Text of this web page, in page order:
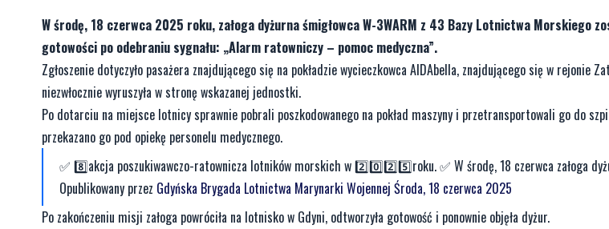
W środę, 18 czerwca 2025 roku, załoga dyżurna śmigłowca W-3WARM z 43 Bazy Lotnictwa Morskiego
gotowości po odebraniu sygnału: „Alarm ratowniczy – pomoc medyczna”.
Zgłoszenie dotyczyło pasażera znajdującego się na pokładzie wycieczkowca AIDAbella, znajdującego się w rejonie
niezwłocznie wyruszyła w stronę wskazanej jednostki.
Po dotarciu na miejsce lotnicy sprawnie pobrali poszkodowanego na pokład maszyny i przetransportowali go do
przekazano go pod opiekę personelu medycznego.
✅ ️8️⃣akcja poszukiwawczo-ratownicza lotników morskich w 2️⃣0️⃣2️⃣5️⃣roku. ✅ ️W środę, 18 czerwca załoga
Opublikowany przez Gdyńska Brygada Lotnictwa Marynarki Wojennej Środa, 18 czerwca 2025
Po zakończeniu misji załoga powróciła na lotnisko w Gdyni, odtworzyła gotowość i ponownie objęła dyżur.